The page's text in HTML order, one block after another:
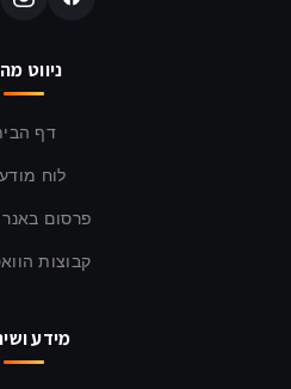
ניווט
דף
לוח
פרסום
קבוצות
מידע